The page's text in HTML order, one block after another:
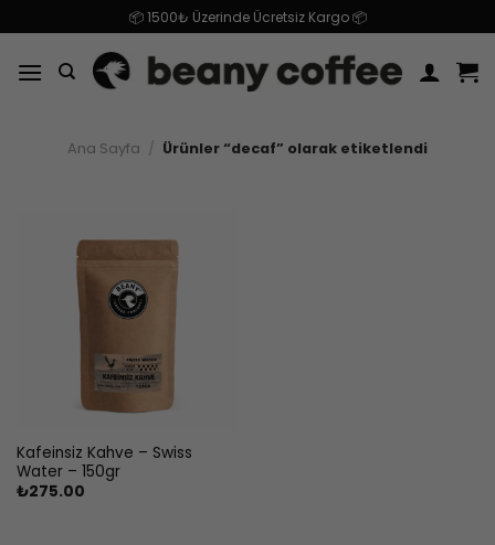
atla
📦 1500₺ Üzerinde Ücretsiz Kargo 📦
Ana Sayfa / Ürünler “decaf” olarak etiketlendi
Kafeinsiz Kahve – Swiss
Water – 150gr
₺275.00